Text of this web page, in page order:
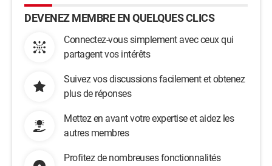
DEVENEZ MEMBRE EN QUELQUES CLICS
Connectez-vous simplement avec ceux qui
partagent vos intérêts
Suivez vos discussions facilement et obtenez
plus de réponses
Mettez en avant votre expertise et aidez les
autres membres
Profitez de nombreuses fonctionnalités